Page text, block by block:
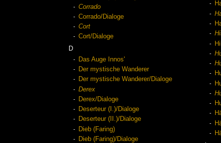
Corrado
Corrado/Dialoge
Cort
Cort/Dialoge
D
Das Auge Innos'
Der mystische Wanderer
Der mystische Wanderer/Dialoge
Derex
Derex/Dialoge
Deserteur (I.)/Dialoge
Deserteur (II.)/Dialoge
Dieb (Faring)
Dieb (Faring)/Dialoge